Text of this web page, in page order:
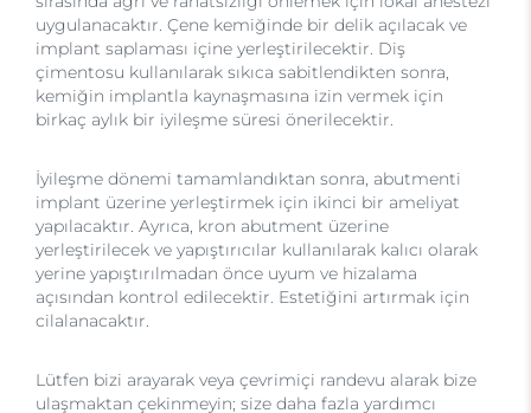
uygulanacaktır. Çene kemiğinde bir delik açılacak ve
implant saplaması içine yerleştirilecektir. Diş
çimentosu kullanılarak sıkıca sabitlendikten sonra,
kemiğin implantla kaynaşmasına izin vermek için
birkaç aylık bir iyileşme süresi önerilecektir.
İyileşme dönemi tamamlandıktan sonra, abutmenti
implant üzerine yerleştirmek için ikinci bir ameliyat
yapılacaktır. Ayrıca, kron abutment üzerine
yerleştirilecek ve yapıştırıcılar kullanılarak kalıcı olarak
yerine yapıştırılmadan önce uyum ve hizalama
açısından kontrol edilecektir. Estetiğini artırmak için
cilalanacaktır.
Lütfen bizi arayarak veya çevrimiçi randevu alarak bize
ulaşmaktan çekinmeyin; size daha fazla yardımcı